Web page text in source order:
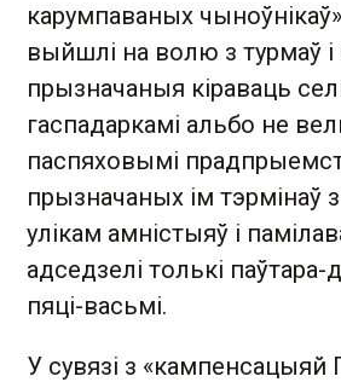
карумпаваных
выйшлі на волю з турмаў і
прызначаныя кіраваць
гаспадаркамі альбо не
паспяховымі
прызначаных ім тэрмінаў
улікам амністыяў і
адседзелі толькі
пяці-васьмі.
У сувязі з «кампенсацыяй